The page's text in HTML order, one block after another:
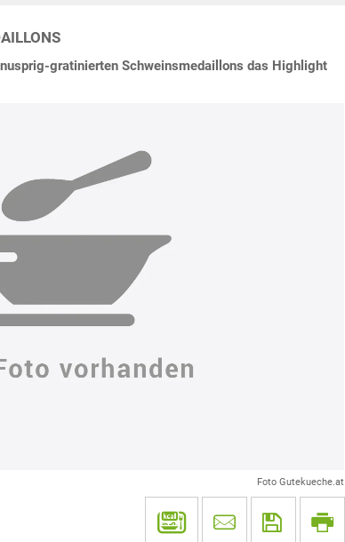
gratinierten Schweinsmedaillons das Highlight
Foto Gutekueche.at